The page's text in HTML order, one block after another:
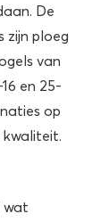
De
zijn ploeg
van
en 25-
op
kwaliteit.
wat